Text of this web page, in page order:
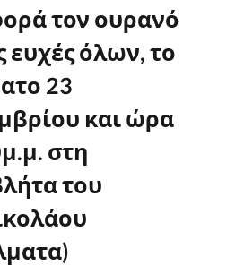
τον ουρανό
ευχές όλων, το
23
και ώρα
στη
του